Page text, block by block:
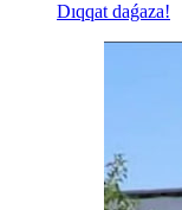
Dıqqat daǵaza!